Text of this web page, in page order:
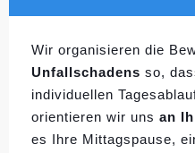
Wir organisieren die
Unfallschadens so,
individuellen
orientieren wir uns an
es Ihre Mittagspause,